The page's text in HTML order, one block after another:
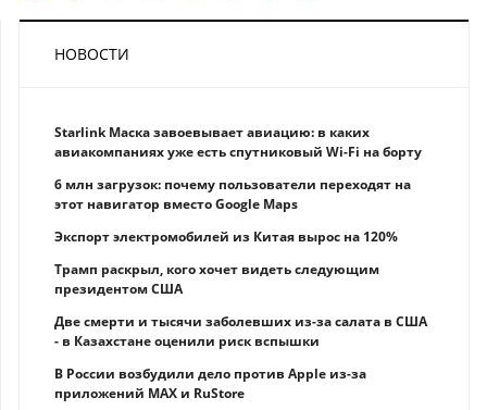
НОВОСТИ
Starlink Маска завоевывает авиацию: в каких
авиакомпаниях уже есть спутниковый Wi-Fi на борту
6 млн загрузок: почему пользователи переходят на
этот навигатор вместо Google Maps
Экспорт электромобилей из Китая вырос на 120%
Трамп раскрыл, кого хочет видеть следующим
президентом США
Две смерти и тысячи заболевших из-за салата в США
- в Казахстане оценили риск вспышки
В России возбудили дело против Apple из-за
приложений MAX и RuStore